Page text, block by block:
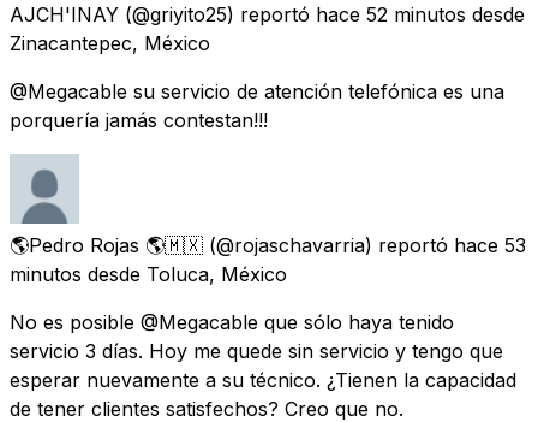
AJCH'INAY (@griyito25) reportó hace 52 minutos desde
Zinacantepec, México
@Megacable su servicio de atención telefónica es una
porquería jamás contestan!!!
🌎Pedro Rojas 🌎🇲🇽 (@rojaschavarria) reportó hace 53
minutos desde Toluca, México
No es posible @Megacable que sólo haya tenido
servicio 3 días. Hoy me quede sin servicio y tengo que
esperar nuevamente a su técnico. ¿Tienen la capacidad
de tener clientes satisfechos? Creo que no.